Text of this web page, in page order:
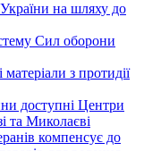
на шляху до
Сил оборони
з протидії
доступні Центри
та Миколаєві
компенсує до